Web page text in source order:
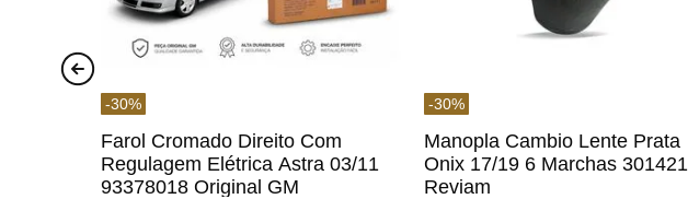
-30%
Farol Cromado Direito Com
Regulagem Elétrica Astra 03/11
93378018 Original GM
-30%
Manopla Cambio Lente Prata
Onix 17/19 6 Marchas 301421
Reviam